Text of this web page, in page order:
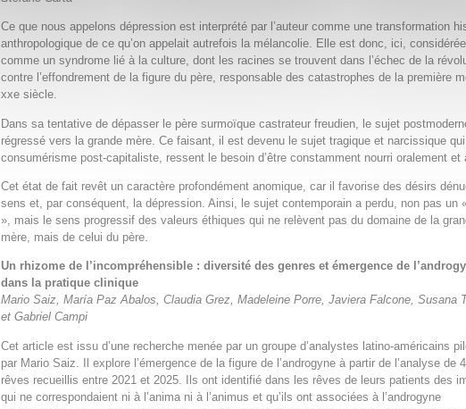
Ce que nous appelons dépression est interprété par l’auteur comme une transformation
anthropologique de ce qu’on appelait autrefois la mélancolie. Elle est donc, ici, considérée
comme un syndrome lié à la culture, dont les racines se trouvent dans l’échec de la
contre l’effondrement de la figure du père, responsable des catastrophes de la première
xxe siècle.
Dans sa tentative de dépasser le père surmoïque castrateur freudien, le sujet
régressé vers la grande mère. Ce faisant, il est devenu le sujet tragique et narcissique
consumérisme post-capitaliste, ressent le besoin d’être constamment nourri oralement et
Cet état de fait revêt un caractère profondément anomique, car il favorise des désirs
sens et, par conséquent, la dépression. Ainsi, le sujet contemporain a perdu, non pas un
», mais le sens progressif des valeurs éthiques qui ne relèvent pas du domaine de la
mère, mais de celui du père.
Un rhizome de l’incompréhensible : diversité des genres et émergence de
dans la pratique clinique
Mario Saiz, María Paz Abalos, Claudia Grez, Madeleine Porre, Javiera Falcone, Susana
et Gabriel Campi
Cet article est issu d’une recherche menée par un groupe d’analystes latino-américains
par Mario Saiz. Il explore l’émergence de la figure de l’androgyne à partir de l’analyse de
rêves recueillis entre 2021 et 2025. Ils ont identifié dans les rêves de leurs patients des
qui ne correspondaient ni à l’anima ni à l’animus et qu’ils ont associées à l’androgyne